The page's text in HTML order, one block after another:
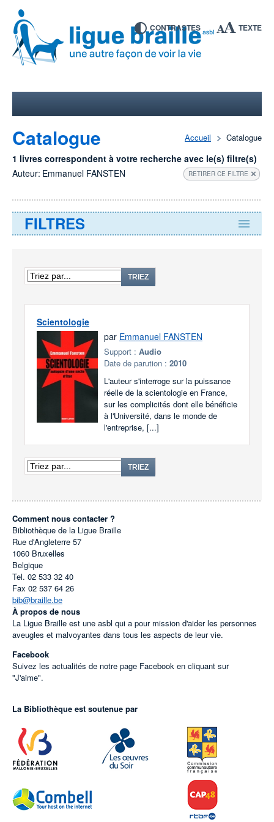
CONTRASTES TEXTE
Accueil Catalogue
Catalogue
1 livres correspondent à votre recherche avec le(s) filtre(s)
Auteur: Emmanuel FANSTEN RETIRER CE FILTRE
FILTRES
TRIEZ
Scientologie
par Emmanuel FANSTEN
Support : Audio
Date de parution : 2010
L'auteur s'interroge sur la puissance
réelle de la scientologie en France,
sur les complicités dont elle bénéficie
à l'Université, dans le monde de
l'entreprise, [...]
TRIEZ
Comment nous contacter ?
Bibliothèque de la Ligue Braille
Rue d'Angleterre 57
1060 Bruxelles
Belgique
Tel. 02 533 32 40
Fax 02 537 64 26
bib@braille.be
À propos de nous
La Ligue Braille est une asbl qui a pour mission d'aider les personnes
aveugles et malvoyantes dans tous les aspects de leur vie.
Facebook
Suivez les actualités de notre page Facebook en cliquant sur
"J'aime".
La Bibliothèque est soutenue par